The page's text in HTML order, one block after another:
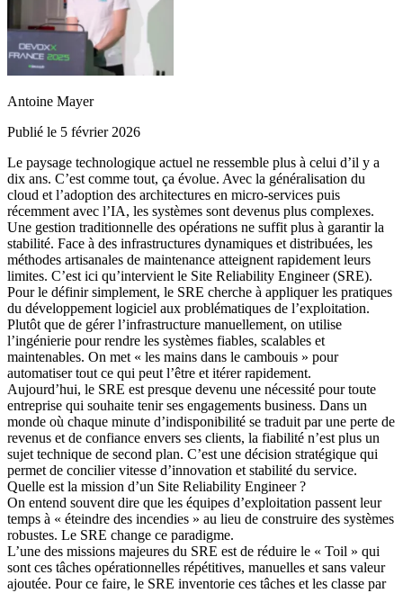
Antoine Mayer
Publié le 5 février 2026
Le paysage technologique actuel ne ressemble plus à celui d’il y a
dix ans. C’est comme tout, ça évolue. Avec la généralisation du
cloud et l’adoption des architectures en micro-services puis
récemment avec l’IA, les systèmes sont devenus plus complexes.
Une gestion traditionnelle des opérations ne suffit plus à garantir la
stabilité. Face à des infrastructures dynamiques et distribuées, les
méthodes artisanales de maintenance atteignent rapidement leurs
limites. C’est ici qu’intervient le Site Reliability Engineer(SRE).
Pour le définir simplement, le SRE cherche à appliquer les pratiques
du développement logiciel aux problématiques de l’exploitation.
Plutôt que de gérer l’infrastructure manuellement, on utilise
l’ingénierie pour rendre les systèmes fiables, scalables et
maintenables. On met « les mains dans le cambouis » pour
automatiser tout ce qui peut l’être et itérer rapidement.
Aujourd’hui, le SRE est presque devenu une nécessité pour toute
entreprise qui souhaite tenir ses engagements business. Dans un
monde où chaque minute d’indisponibilité se traduit par une perte de
revenus et de confiance envers ses clients, la fiabilité n’est plus un
sujet technique de second plan. C’est une décision stratégique qui
permet de concilier vitesse d’innovation et stabilité du service.
Quelle est la mission d’un Site Reliability Engineer?
On entend souvent dire que les équipes d’exploitation passent leur
temps à « éteindre des incendies » au lieu de construire des systèmes
robustes. Le SRE change ce paradigme.
L’une des missions majeures du SRE est de réduire le « Toil » qui
sont ces tâches opérationnelles répétitives, manuelles et sans valeur
ajoutée. Pour ce faire, le SRE inventorie ces tâches et les classe par